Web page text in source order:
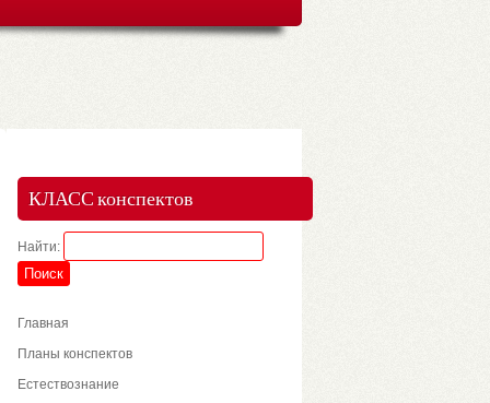
КЛАСС конспектов
Найти:
Главная
Планы конспектов
Естествознание